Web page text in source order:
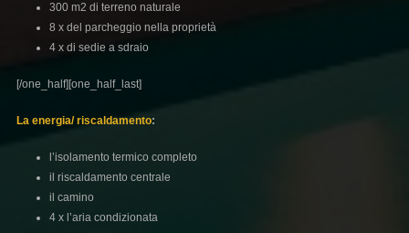
300 m2 di terreno naturale
8 x del parcheggio nella proprietà
4 x di sedie a sdraio
[/one_half][one_half_last]
La energia/ riscaldamento:
l’isolamento termico completo
il riscaldamento centrale
il camino
4 x l’aria condizionata